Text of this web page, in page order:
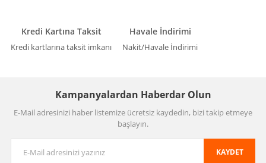
Kredi Kartına Taksit
Kredi kartlarına taksit imkanı
Havale İndirimi
Nakit/Havale İndirimi
Kampanyalardan Haberdar Olun
E-Mail adresinizi haber listemize ücretsiz kaydedin, bizi takip etmeye
başlayın.
KAYDET